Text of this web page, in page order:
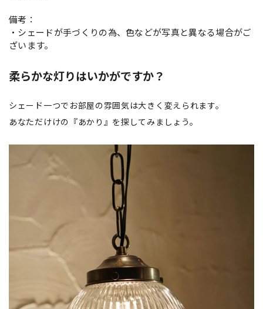
備考：
・シェードが手づくりの為、色などが写真と異なる場合がご
ざいます。
柔らかな灯りはいかがですか？
シェード一つでお部屋の雰囲気は大きく変えられます。
あなただけけの『あかり』を探してみましょう。